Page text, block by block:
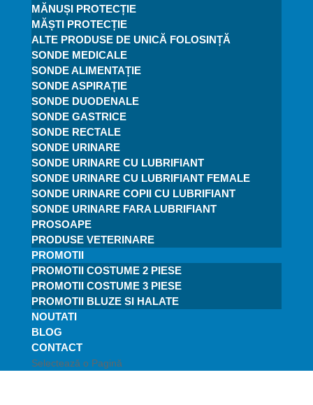
MĂNUȘI PROTECȚIE
MĂȘTI PROTECȚIE
ALTE PRODUSE DE UNICĂ FOLOSINȚĂ
SONDE MEDICALE
SONDE ALIMENTAȚIE
SONDE ASPIRAȚIE
SONDE DUODENALE
SONDE GASTRICE
SONDE RECTALE
SONDE URINARE
SONDE URINARE CU LUBRIFIANT
SONDE URINARE CU LUBRIFIANT FEMALE
SONDE URINARE COPII CU LUBRIFIANT
SONDE URINARE FARA LUBRIFIANT
PROSOAPE
PRODUSE VETERINARE
PROMOTII
PROMOTII COSTUME 2 PIESE
PROMOTII COSTUME 3 PIESE
PROMOTII BLUZE SI HALATE
NOUTATI
BLOG
CONTACT
Selectează o Pagină